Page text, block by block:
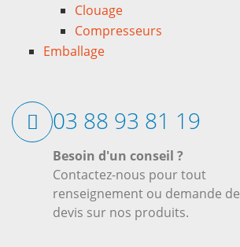
Clouage
Compresseurs
Emballage
03 88 93 81 19
Besoin d'un conseil ?
Contactez-nous pour tout
renseignement ou demande de
devis sur nos produits.